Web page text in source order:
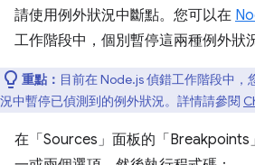
請使用例外狀況中斷點。您可以在
工作階段中，個別暫停這兩種例外狀況
重點： 目前在 Node.js 偵錯工作階段中
況中暫停已偵測到的例外狀況。詳情請參閱
在「Sources」 面板的「Breakpoints」